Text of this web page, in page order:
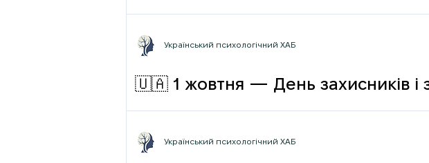
🇺🇦 1 жовтня — День захисників і
Український психологічний ХАБ
Український психологічний ХАБ